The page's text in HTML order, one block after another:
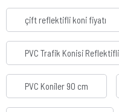
çift reflektifli koni fiyatı
PVC Trafik Konisi
PVC Koniler 90 cm